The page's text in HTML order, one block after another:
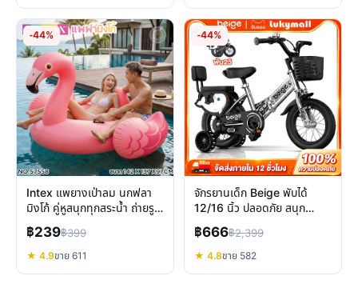
-44%
Intex แพยางเป่าลม นกฟลา
มิงโก้ คู่หูสนุกทุกสระน้ำ ถ่ายรูป
สวยเป๊ะ
฿239฿399
★ 4.9ขาย 611
-44%
จักรยานเด็ก Beige พับได้
12/16 นิ้ว ปลอดภัย สนุก
สำหรับ 2-12 ขวบ
฿666฿2,399
★ 4.8ขาย 582